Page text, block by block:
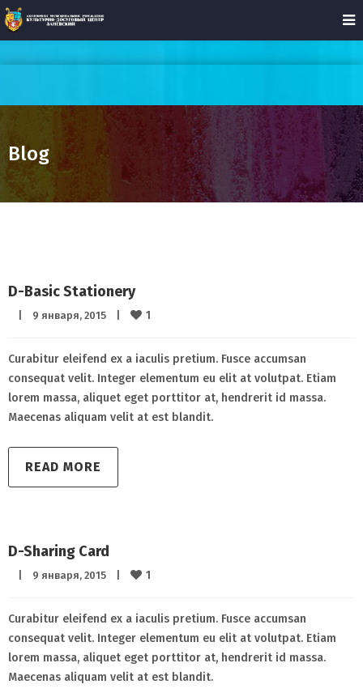
Blog
D-Basic Stationery
9 января, 2015 1
Curabitur eleifend ex a iaculis pretium. Fusce accumsan
consequat velit. Integer elementum eu elit at volutpat. Etiam
lorem massa, aliquet eget porttitor at, hendrerit id massa.
Maecenas aliquam velit at est blandit.
READ MORE
D-Sharing Card
9 января, 2015 1
Curabitur eleifend ex a iaculis pretium. Fusce accumsan
consequat velit. Integer elementum eu elit at volutpat. Etiam
lorem massa, aliquet eget porttitor at, hendrerit id massa.
Maecenas aliquam velit at est blandit.